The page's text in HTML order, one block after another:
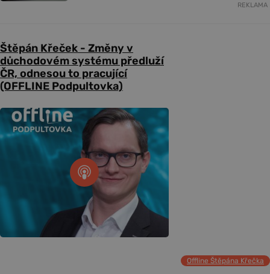
REKLAMA
Štěpán Křeček - Změny v
důchodovém systému předluží
ČR, odnesou to pracující
(OFFLINE Podpultovka)
Offline Štěpána Křečka